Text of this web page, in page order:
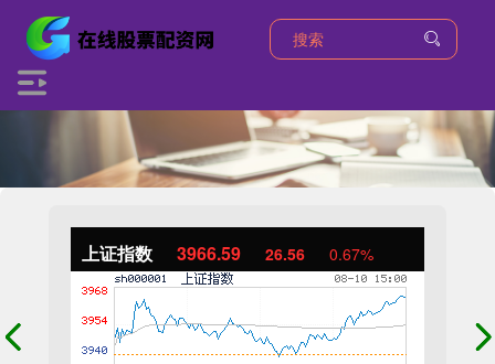
上证指数 3966.59 26.56 0.67%